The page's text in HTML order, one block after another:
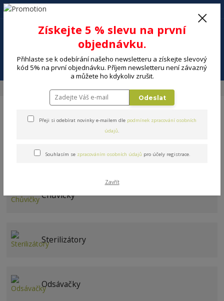
Menu
+420 602 494 600
Péče o dítě
Chůvičky
Sterilizátory
Odsávačky
Získejte 5 % slevu na první
objednávku.
Přihlaste se k odebírání našeho newsletteru a získejte slevový
kód 5% na první objednávku. Příjem newsletteru není závazný
a můžete ho kdykoliv zrušit.
Odeslat
Přeji si odebírat novinky e-mailem dle podmínek zpracování osobních
údajů.
Souhlasím se zpracováním osobních údajů pro účely registrace.
Zavřít